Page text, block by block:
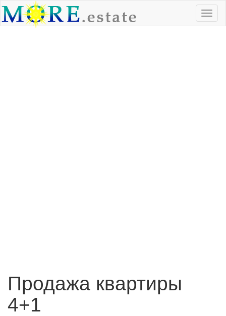
Продажа квартиры
4+1